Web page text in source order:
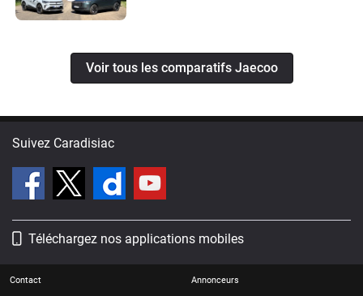
Voir tous les comparatifs Jaecoo
Suivez Caradisiac
Téléchargez nos applications mobiles
Contact Annonceurs